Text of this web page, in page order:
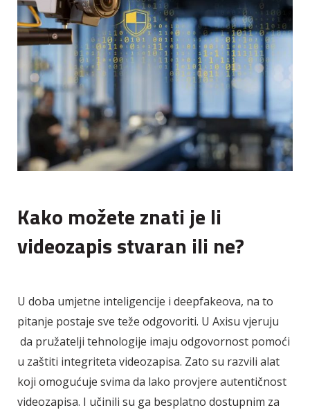
Kako možete znati je li
videozapis stvaran ili ne?
U doba umjetne inteligencije i deepfakeova, na to
pitanje postaje sve teže odgovoriti. U Axisu vjeruju
da pružatelji tehnologije imaju odgovornost pomoći
u zaštiti integriteta videozapisa. Zato su razvili alat
koji omogućuje svima da lako provjere autentičnost
videozapisa. I učinili su ga besplatno dostupnim za